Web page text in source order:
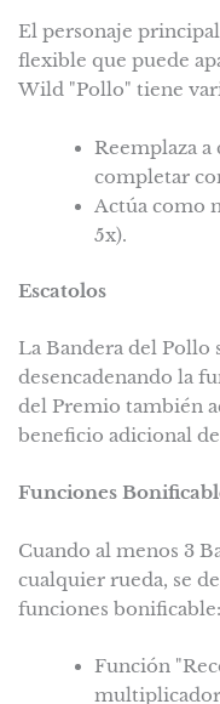
El personaje
flexible que puede
Wild "Pollo" tiene
Reemplaza
completar
Actúa como
5x).
Escatolos
La Bandera del Pollo
desencadenando la
del Premio también
beneficio adicional
Funciones
Cuando al menos 3
cualquier rueda, se
funciones bonificable:
Función